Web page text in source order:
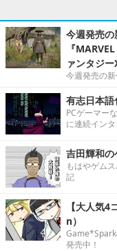
今週発売
『
ァンタジ
今週発売の新
有志日本
PCゲーマー
に連続インタ
吉田輝和
もはやゲム
記
【大人気
n）
Game*Spark
発売中！